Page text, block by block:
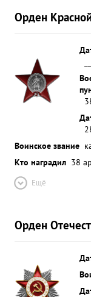
Орден
Воинское звание
Кто наградил 38
Ещё
Орден